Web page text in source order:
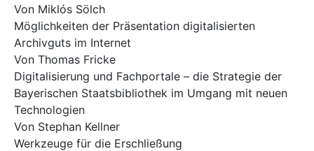
Von Miklós Sölch
Möglichkeiten der Präsentation digitalisierten
Archivguts im Internet
Von Thomas Fricke
Digitalisierung und Fachportale – die Strategie der
Bayerischen Staatsbibliothek im Umgang mit neuen
Technologien
Von Stephan Kellner
Werkzeuge für die Erschließung